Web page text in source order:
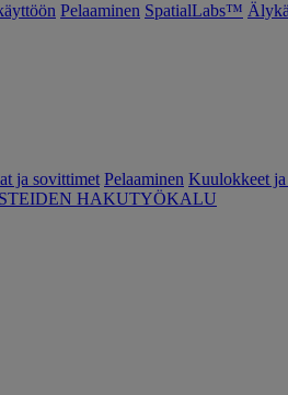
Pelaaminen SpatialLabs™
ja sovittimet Pelaaminen Kuulokkeet ja
HAKUTYÖKALU